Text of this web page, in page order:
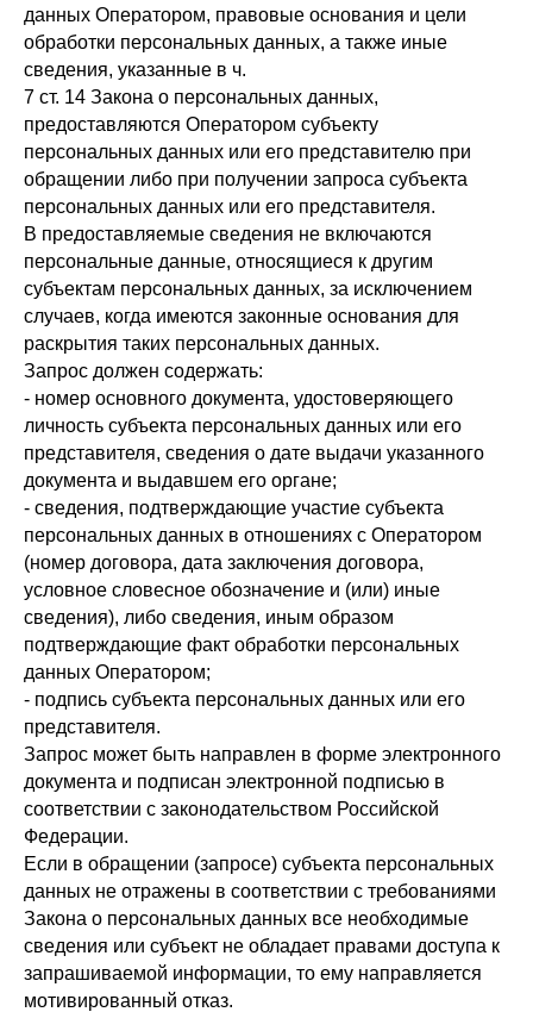
данных Оператором, правовые основания и цели
обработки персональных данных, а также иные
сведения, указанные в ч.
7 ст. 14 Закона о персональных данных,
предоставляются Оператором субъекту
персональных данных или его представителю при
обращении либо при получении запроса субъекта
персональных данных или его представителя.
В предоставляемые сведения не включаются
персональные данные, относящиеся к другим
субъектам персональных данных, за исключением
случаев, когда имеются законные основания для
раскрытия таких персональных данных.
Запрос должен содержать:
- номер основного документа, удостоверяющего
личность субъекта персональных данных или его
представителя, сведения о дате выдачи указанного
документа и выдавшем его органе;
- сведения, подтверждающие участие субъекта
персональных данных в отношениях с Оператором
(номер договора, дата заключения договора,
условное словесное обозначение и (или) иные
сведения), либо сведения, иным образом
подтверждающие факт обработки персональных
данных Оператором;
- подпись субъекта персональных данных или его
представителя.
Запрос может быть направлен в форме электронного
документа и подписан электронной подписью в
соответствии с законодательством Российской
Федерации.
Если в обращении (запросе) субъекта персональных
данных не отражены в соответствии с требованиями
Закона о персональных данных все необходимые
сведения или субъект не обладает правами доступа к
запрашиваемой информации, то ему направляется
мотивированный отказ.